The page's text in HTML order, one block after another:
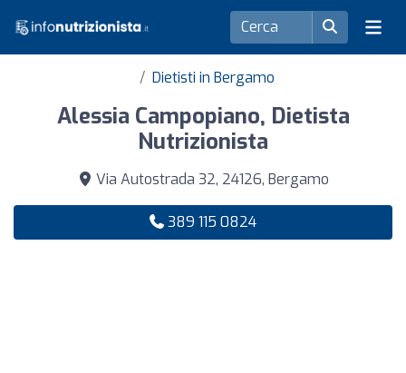
Dietisti in Bergamo
Alessia Campopiano, Dietista
Nutrizionista
Via Autostrada 32, 24126, Bergamo
389 115 0824